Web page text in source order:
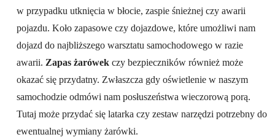
w przypadku utknięcia w błocie, zaspie śnieżnej czy awarii
pojazdu. Koło zapasowe czy dojazdowe, które umożliwi nam
dojazd do najbliższego warsztatu samochodowego w razie
awarii. Zapas żarówekczy bezpieczników również może
okazać się przydatny. Zwłaszcza gdy oświetlenie w naszym
samochodzie odmówi nam posłuszeństwa wieczorową porą.
Tutaj może przydać się latarka czy zestaw narzędzi potrzebny do
ewentualnej wymiany żarówki.